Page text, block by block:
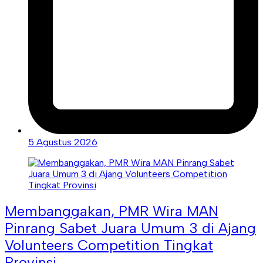
5 Agustus 2026
Membanggakan, PMR Wira MAN
Pinrang Sabet Juara Umum 3 di Ajang
Volunteers Competition Tingkat